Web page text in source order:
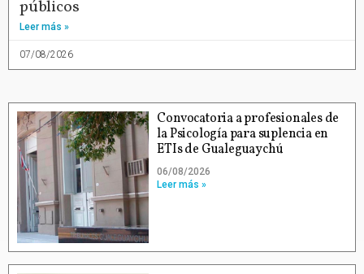
públicos
Leer más »
07/08/2026
Convocatoria a profesionales de
la Psicología para suplencia en
ETIs de Gualeguaychú
06/08/2026
Leer más »